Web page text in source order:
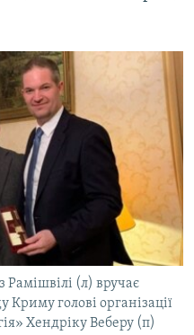
Рамішвілі (л) вручає
Криму голові організації
Хендріку Веберу (п)